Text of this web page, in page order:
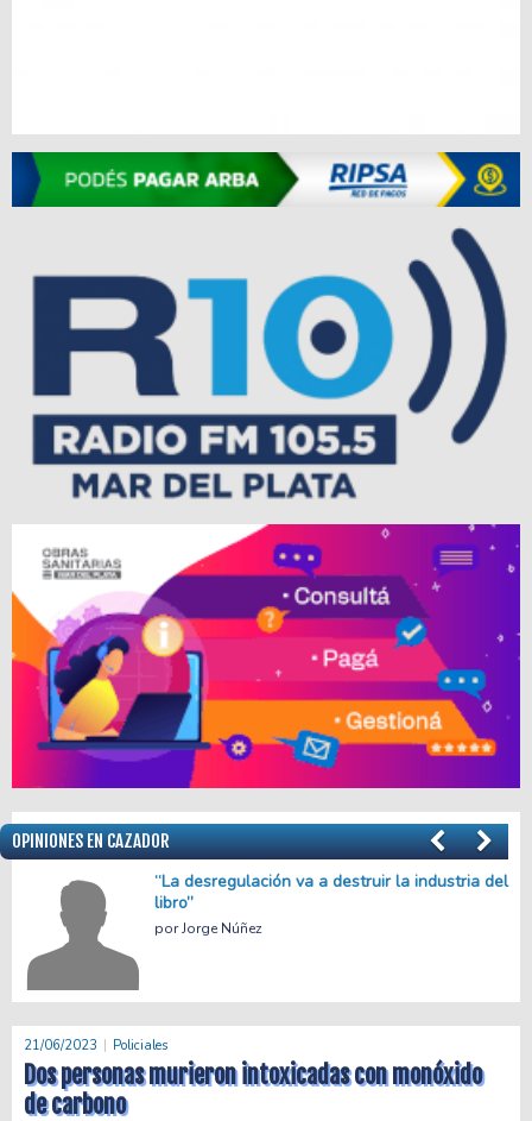
OPINIONES EN CAZADOR
Menos empleo, más precariedad
Facundo Apache Villalba
21/06/2023 Policiales
Dos personas murieron intoxicadas con monóxido
de carbono